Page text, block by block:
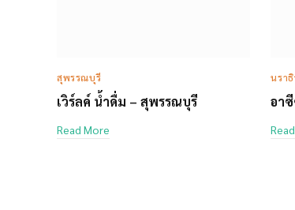
สุพรรณบุรี
เวิร์ลค์ น้ำดื่ม – สุพรรณบุรี
Read More
นรา
อา